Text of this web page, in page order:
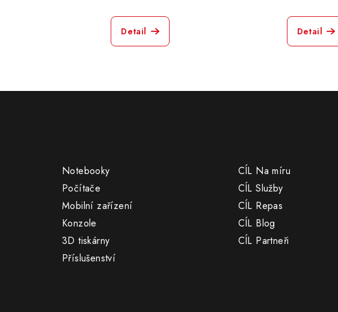
Detail Detail
Notebooky
Počítače
Mobilní zařízení
Konzole
3D tiskárny
Příslušenství
CÍL Na míru
CÍL Služby
CÍL Repas
CÍL Blog
CÍL Partneři